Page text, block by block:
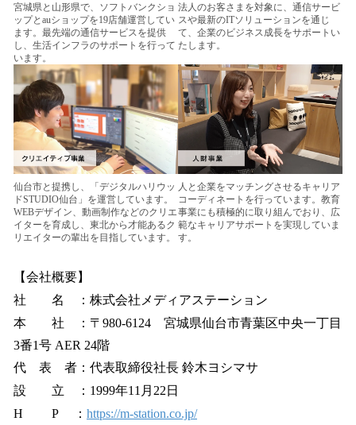
宮城県と山形県で、ソフトバンクショ
ップとauショップを19店舗運営してい
ます。最先端の通信サービスを提供
し、生活インフラのサポートを行って
います。
法人のお客さまを対象に、通信サービ
スや最新のITソリューションを通じ
て、企業のビジネス成長をサポートい
たします。
仙台市と提携し、「デジタルハリウッ
ドSTUDIO仙台」を運営しています。
WEBデザイン、動画制作などのクリエ
イターを育成し、東北から才能あるク
リエイターの輩出を目指しています。
人と企業をマッチングさせるキャリア
コーディネートを行っています。教育
事業にも積極的に取り組んでおり、広
範なキャリアサポートを実現していま
す。
【会社概要】
社 名 ：株式会社メディアステーション
本 社 ：〒980-6124 宮城県仙台市青葉区中央一丁目
3番1号 AER 24階
代 表 者：代表取締役社長 鈴木ヨシマサ
設 立 ：1999年11月22日
H P ： https://m-station.co.jp/